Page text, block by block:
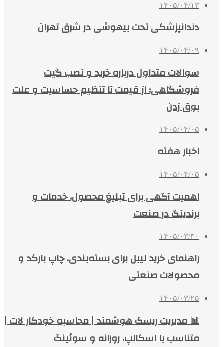
۱۴۰۵/۰۴/۱۳
دندانپزشکی تحت بیهوشی در شرق تهران
۱۴۰۵/۰۴/۰۹
سوالات متداول درباره خرید و نصب گیت
فروشگاهی؛ از قیمت تا تنظیم حساسیت و علت
بوق زدن
۱۴۰۵/۰۴/۰۵
اخبار هفته
۱۴۰۵/۰۴/۰۵
اهمیت آگهی برای تبلیغ محصول، خدمات و
برندینگ در صنعت
۱۴۰۵/۰۳/۳۰
راهنمای خرید لیبل برای بسته‌بندی، چاپ بارکد و
محصولات صنعتی
۱۴۰۵/۰۳/۲۵
📊 مدیریت ریسک هوشمند | محاسبه خودکار لات |
متناسب با اسکالپ، روزانه و سوئینگ